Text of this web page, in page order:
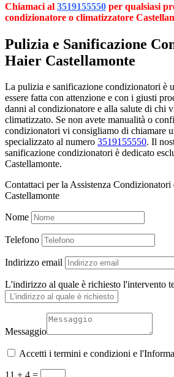
Chiamaci al 3519155550 per qualsiasi
condizionatore o climatizzatore
Pulizia e Sanificazione
Haier Castellamonte
La pulizia e sanificazione condizionatori è
essere fatta con attenzione e con i giusti
danni al condizionatore e alla salute di chi
climatizzato. Se non avete manualità o
condizionatori vi consigliamo di chiamare
specializzato al numero 3519155550. Il
sanificazione condizionatori è dedicato
Castellamonte.
Contattaci per la Assistenza
Castellamonte
Nome
Telefono
Indirizzo email
L'indirizzo al quale è richiesto l'intervento
Messaggio
Accetti i termini e condizioni e
11 + 4 =